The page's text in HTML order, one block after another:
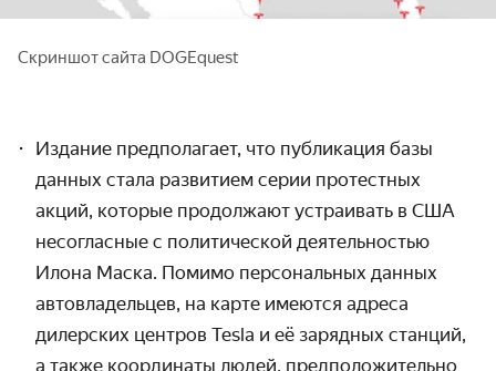
Скриншот сайта DOGEquest
Издание предполагает, что публикация базы
данных стала развитием серии протестных
акций, которые продолжают устраивать в США
несогласные с политической деятельностью
Илона Маска. Помимо персональных данных
автовладельцев, на карте имеются адреса
дилерских центров Tesla и её зарядных станций,
а также координаты людей, предположительно